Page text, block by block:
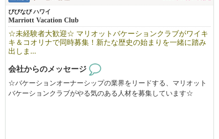
トレーニングもありますし、不安なまま1人にしません。
さまざまな背景や課題を抱える日本人女性が、安心して働ける場
をつくりたい、その想いで立ち上げた会社です。
たくさんの日本人女性が働いています。
ご興味のある方は、ぜひお気軽にお問い合わせください。
びびなび ハワイ
Marriott Vacation Club
☆未経験者大歓迎☆ マリオットバケーションクラブがワイキ
キ＆コオリナで同時募集！新たな歴史の始まりを一緒に踏み
出しま...
会社からのメッセージ
☆バケーションオーナーシップの業界をリードする、マリオット
バケーションクラブがやる気のある人材を募集しています☆